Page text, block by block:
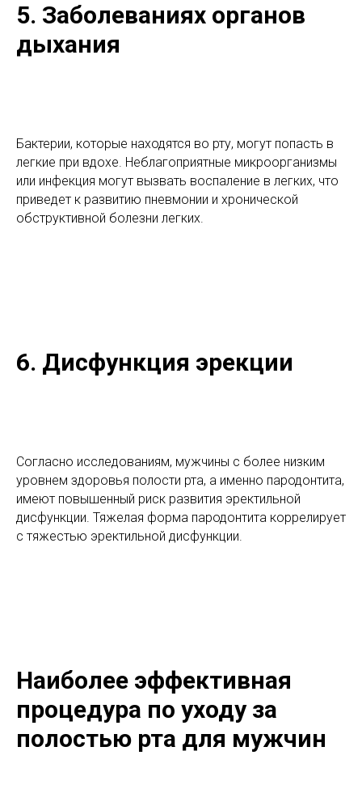
5. Заболеваниях органов
дыхания
Бактерии, которые находятся во рту, могут попасть в
легкие при вдохе. Неблагоприятные микроорганизмы
или инфекция могут вызвать воспаление в легких, что
приведет к развитию пневмонии и хронической
обструктивной болезни легких.
6. Дисфункция эрекции
Согласно исследованиям, мужчины с более низким
уровнем здоровья полости рта, а именно пародонтита,
имеют повышенный риск развития эректильной
дисфункции. Тяжелая форма пародонтита коррелирует
с тяжестью эректильной дисфункции.
Наиболее эффективная
процедура по уходу за
полостью рта для мужчин